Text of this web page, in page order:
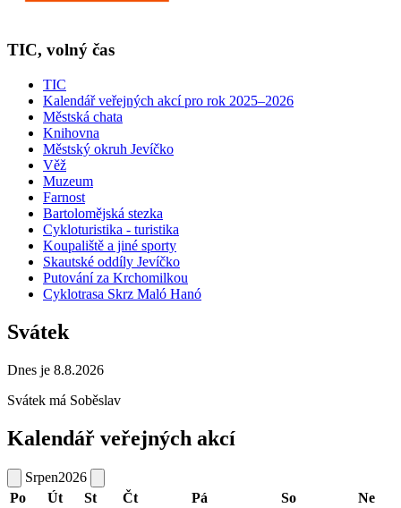
TIC, volný čas
TIC
Kalendář veřejných akcí pro rok 2025–2026
Městská chata
Knihovna
Městský okruh Jevíčko
Věž
Muzeum
Farnost
Bartolomějská stezka
Cykloturistika - turistika
Koupaliště a jiné sporty
Skautské oddíly Jevíčko
Putování za Krchomilkou
Cyklotrasa Skrz Maló Hanó
Svátek
Dnes je 8.8.2026
Svátek má Soběslav
Kalendář veřejných akcí
Srpen2026
Po
Út St Čt Pá So Ne